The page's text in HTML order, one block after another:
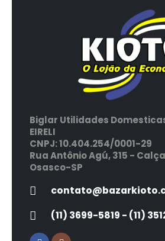
Biglar Utilidades
EIRELI
CNPJ: 10.404.254/0001-29
Rua Antônio Agú, 315 -
Osasco-SP
(11) 3699-5819 - (11)